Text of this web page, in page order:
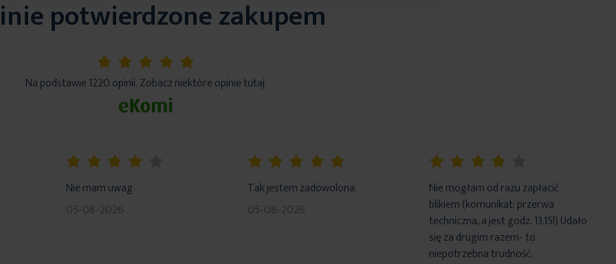
potwierdzone zakupem
5%
Na podstawie 1220 opinii. Zobacz niektóre opinie tutaj.
Nie mam uwag
05-08-2026
Tak jestem zadowolona.
05-08-2026
Nie mogłam od razu zapłacić
blikiem (komunikat: przerwa
techniczna, a jest godz. 13.15!) Udało
się za drugim razem- to
niepotrzebna trudność.